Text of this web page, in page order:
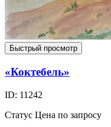
Быстрый просмотр
«Коктебель»
ID: 11242
Статус Цена по запросу